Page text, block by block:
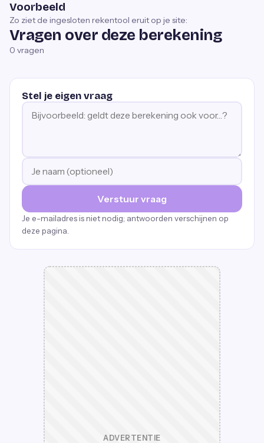
Voorbeeld
Zo ziet de ingesloten rekentool eruit op je site:
Vragen over deze berekening
0 vragen
Stel je eigen vraag
Verstuur vraag
Je e-mailadres is niet nodig; antwoorden verschijnen op
deze pagina.
ADVERTENTIE